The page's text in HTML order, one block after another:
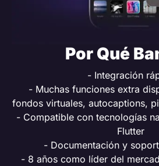
Por Qué
- Integración
- Muchas funciones extra
fondos virtuales, autocaptions,
- Compatible con tecnologías
Flutter
- Documentación y
- 8 años como líder del